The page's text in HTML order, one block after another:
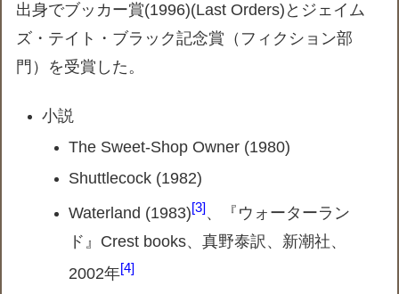
出身でブッカー賞(1996)(Last Orders)とジェイム
ズ・テイト・ブラック記念賞（フィクション部
門）を受賞した。
小説
The Sweet-Shop Owner (1980)
Shuttlecock (1982)
Waterland (1983) 3 、『ウォーターラン
ド』Crest books、真野泰訳、新潮社、
2002年 4